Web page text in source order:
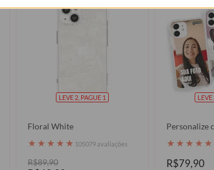
LEVE 2, PAGUE 1
Floral White
★ ★ ★ ★ ★ 105079 avaliações
R$89,90
LEVE
Personalize
★ ★ ★ ★ ★
R$79,90